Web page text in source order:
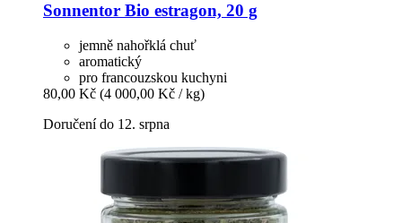
Sonnentor Bio estragon, 20 g
jemně nahořklá chuť
aromatický
pro francouzskou kuchyni
80,00 Kč (4 000,00 Kč / kg)
Doručení do 12. srpna